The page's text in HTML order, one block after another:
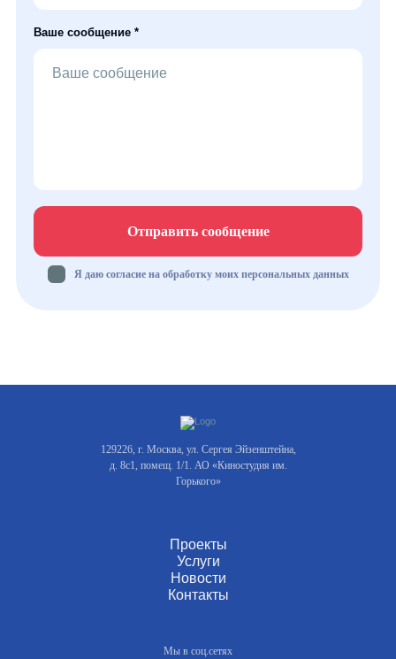
Ваше сообщение *
Отправить сообщение
Я даю согласие на обработку моих персональных данных
129226, г. Москва, ул. Сергея Эйзенштейна,
д. 8с1, помещ. 1/1. АО «Киностудия им.
Горького»
Проекты
Услуги
Новости
Контакты
Мы в соц.сетях